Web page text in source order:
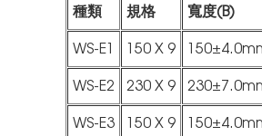
種類 規格 寬度(B)
WS-E1 150 X 9
WS-E2 230 X 9
WS-E3 150 X 9